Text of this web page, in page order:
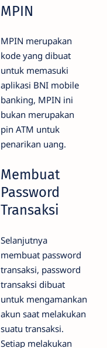
MPIN
MPIN merupakan
kode yang dibuat
untuk memasuki
aplikasi BNI mobile
banking, MPIN ini
bukan merupakan
pin ATM untuk
penarikan uang.
Membuat
Password
Transaksi
Selanjutnya
membuat password
transaksi, password
transaksi dibuat
untuk mengamankan
akun saat melakukan
suatu transaksi.
Setiap melakukan